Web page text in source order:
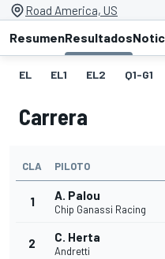
Road America, US
ResumenResultados
EL EL1 EL2 Q1-G1
Carrera
CLA PILOTO
1 A. Palou
Chip Ganassi Racing
2 C. Herta
Andretti